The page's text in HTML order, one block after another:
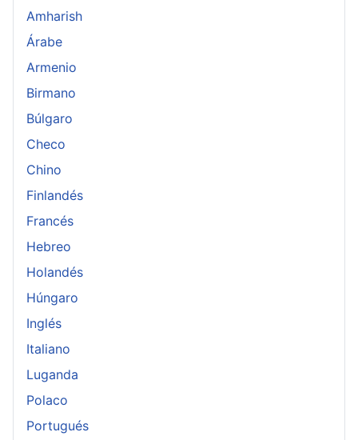
Amharish
Árabe
Armenio
Birmano
Búlgaro
Checo
Chino
Finlandés
Francés
Hebreo
Holandés
Húngaro
Inglés
Italiano
Luganda
Polaco
Portugués